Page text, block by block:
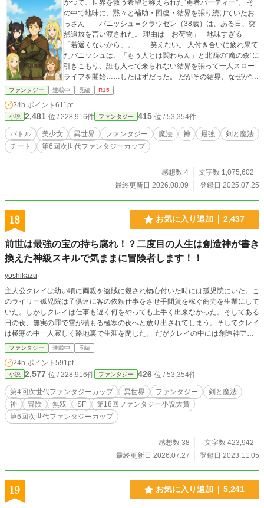
かつて、世界を救う希望と称えられた“勇者パーティー”。 そ
の中で地味に、黙々と補助・回復・結界を張り続けていたお
っさん――バニッシュ＝クラウゼン（38歳）は、ある日、突
然追放を言い渡された。 理由は「お荷物」「地味すぎる」
「若返くないから」。 ……笑えない。 人付き合いに疲れ果て
たバニッシュは、「もう人とは関わらん」と北西の“魔の森”に
引きこもり、誰も入って来られない結界を張って一人スロー
ライフを開始……したはずだった。 だがその結界、なぜか“迷
える者”だけは入れてしまう仕様だった!? 気づけば―― 記憶喪
失の魔王の娘 迫害された獣人一家 古代魔法を使うエルフの美
少女 天然ドジな女神 理想を追いすぎて仲間を失った情熱ドワ
ーフ などなど、“迷える者たち”がどんどん集まってくる異種
族スローライフ村が爆誕！ ところが世界では、バニッシュの
支援を失った勇者たちがボロボロに…… 魔王軍の侵攻は止ま
らず、世界滅亡のカウントダウンが始まっていた。 「もう面
異種族たちとスローライフしながら、 世界を救ってしまう
ファンタジー 連載中 長編 R15
24h.ポイント 611pt
小説 2,481 位 / 228,916件 ファンタジー 415 位 / 53,354件
バトル 美少女 異世界 ファンタジー 魔法 神 最強
剣と魔法
チート
第6回次世代ファンタジーカップ
感想数 4
文字数 1,075,602
最終更新日 2026.08.09
登録日 2025.07.25
18 お気に入り追加 2,437
前世は最強の宝の持ち腐れ！？二度目の人生は創造神が書き
換えた神級スキルで気ままに冒険者します！！
yoshikazu
主人公クレイは幼い頃に両親を盗賊に殺され物心付いた時には孤児院にいた。こ
のライリー孤児院は子供達に客の依頼仕事をさせ手間賃を稼ぐ商売を生業にして
いた。しかしクレイは仕事も遅く何をやっても上手く出来なかった。そしてある
日の夜、無実の罪で雪が積もる極寒の夜へと放り出されてしまう。そしてクレイ
は極寒の中一人寂しく路地裏で生涯を閉じた。 だがクレイの中には創造神アル
フェリアが創造した神の称号とスキルが眠っていた。しかし創造神アルフェリア
の手違いで神のスキルが使いたくても使えなかったのだ。 創造神アルフェリ
アはクレイの魂を呼び寄せお詫びに神の称号とスキルを書き換える。それは経験
したスキルを自分のものに出来るものであった。 そしてクレイは元居た世界
に転生しゼノアとして二度目の人生を始める。ここから前世での惨めな人生を振
り払うように神級スキルを引っ提げて冒険者として突き進む少年ゼノアの物語が
始まる。
ファンタジー 連載中 長編
24h.ポイント 591pt
小説 2,577 位 / 228,916件 ファンタジー 426 位 / 53,354件
第4回次世代ファンタジーカップ 異世界 ファンタジー
剣と魔法
神
冒険 無双 SF
第18回ファンタジー小説大賞
第6回次世代ファンタジーカップ
感想数 38
文字数 423,942
最終更新日 2026.07.27
登録日 2023.11.05
19 お気に入り追加 5,241